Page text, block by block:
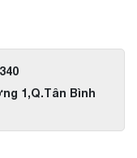
1,Q.Tân Bình